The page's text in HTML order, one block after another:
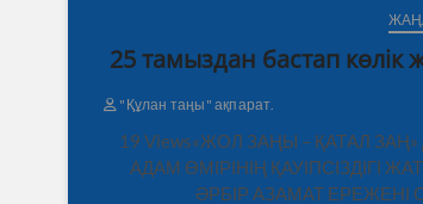
25 тамыздан бастап көлік
"Құлан таңы" ақпарат.
19 Views«ЖОЛ ЗАҢЫ – ҚАТАЛ
АДАМ ӨМІРІНІҢ ҚАУІПСІЗДІГІ
ӘРБІР АЗАМАТ ЕРЕЖЕНІ